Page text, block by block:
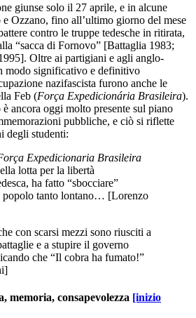
giunse solo il 27 aprile, e in alcune
Ozzano, fino all’ultimo giorno del mese
contro le truppe tedesche in ritirata,
“sacca di Fornovo” [Battaglia 1983;
Oltre ai partigiani e agli anglo-
modo significativo e definitivo
nazifascista furono anche le
Feb (Força Expedicionária Brasileira).
ancora oggi molto presente sul piano
pubbliche, e ciò si riflette
degli studenti:
Expedicionaria Brasileira
lotta per la libertà
ha fatto “sbocciare”
popolo tanto lontano… [Lorenzo
con scarsi mezzi sono riusciti a
e a stupire il governo
che “Il cobra ha fumato!”
memoria, consapevolezza [inizio